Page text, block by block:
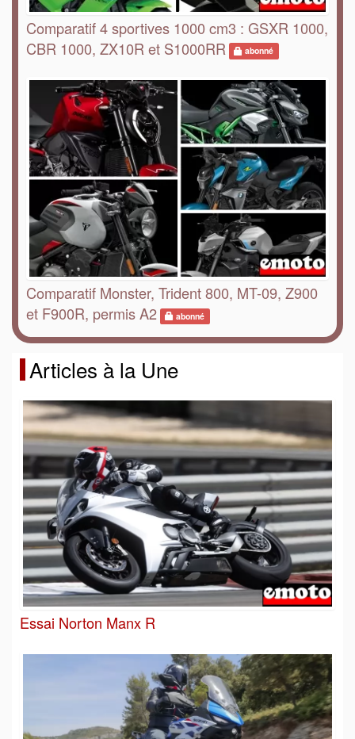
Comparatif 4 sportives 1000 cm3 : GSXR 1000,
CBR 1000, ZX10R et S1000RR
abonné
Comparatif Monster, Trident 800, MT-09, Z900
et F900R, permis A2
abonné
Articles à la Une
Essai Norton Manx R